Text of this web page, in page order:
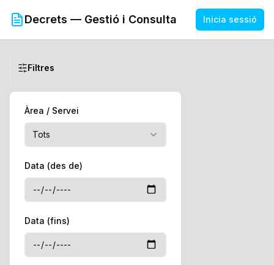
Decrets — Gestió i Consulta
Decrets — Gestió i Consulta Inicia sessió
Filtres
Àrea / Servei
Tots
Data (des de)
Data (fins)